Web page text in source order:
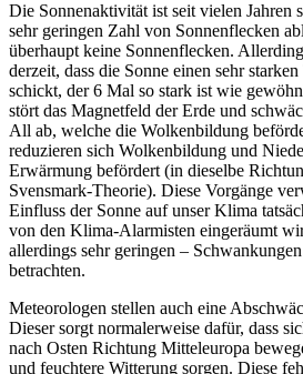
Die Sonnenaktivität ist seit vielen Jahren
sehr geringen Zahl von Sonnenflecken
überhaupt keine Sonnenflecken.
derzeit, dass die Sonne einen sehr
schickt, der 6 Mal so stark ist wie
stört das Magnetfeld der Erde und
All ab, welche die Wolkenbildung
reduzieren sich Wolkenbildung und
Erwärmung befördert (in dieselbe
Svensmark-Theorie). Diese Vorgänge
Einfluss der Sonne auf unser Klima
von den Klima-Alarmisten eingeräumt
allerdings sehr geringen –
betrachten.
Meteorologen stellen auch eine
Dieser sorgt normalerweise dafür, dass
nach Osten Richtung Mitteleuropa
und feuchtere Witterung sorgen. Diese